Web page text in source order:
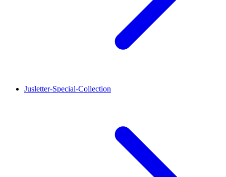
Jusletter-Special-Collection